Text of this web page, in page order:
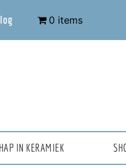
0 items
IN KERAMIEK